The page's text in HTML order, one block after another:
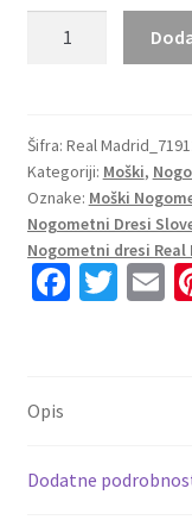
Madrid
Domači
2023
Dolgi
Rokav
+
18
Šifra: Real
Kategoriji: Moški,
Oznake: Moški
Nogometni Dresi
Nogometni dresi
Fa
k
T E
Opis
Dodatne